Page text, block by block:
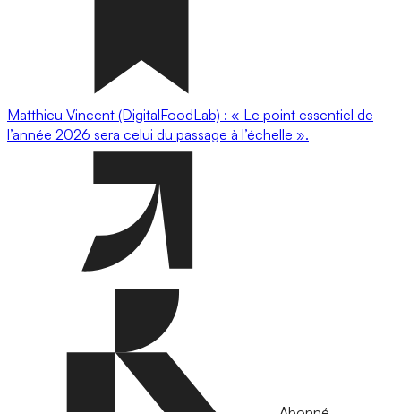
Matthieu Vincent (DigitalFoodLab) : « Le point essentiel de
l’année 2026 sera celui du passage à l’échelle ».